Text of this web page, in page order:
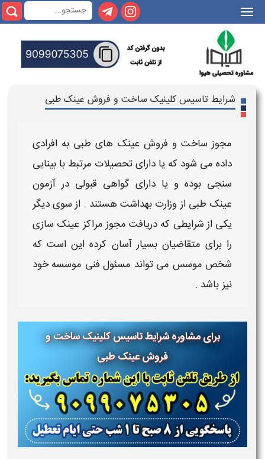
|||
شرایط تاسیس کلینیک ساخت و فروش عینک طبی
مجوز ساخت و فروش عینک های طبی به افرادی
داده می شود که یا دارای تحصیلات مرتبط با بینایی
سنجیبوده و یا دارای گواهی قبولی در آزمون
عینک طبیاز وزارت بهداشت هستند . از سوی دیگر
یکی ازشرایطی که دریافت مجوز مراکز عینک سازی
را برای متقاضیان بسیار آسان کرده این است که
شخص موسس می تواند مسئول فنی موسسه خود
نیز باشد .
برای مشاوره شرایط تاسیس کلینیک ساخت و
فروش عینک طبی